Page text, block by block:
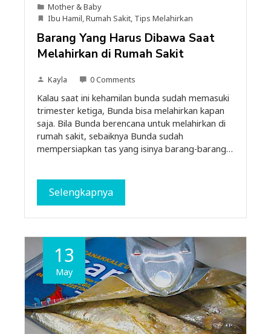
Mother & Baby
Ibu Hamil,Rumah Sakit, Tips Melahirkan
Barang Yang Harus Dibawa Saat
Melahirkan di Rumah Sakit
Kayla 0 Comments
Kalau saat ini kehamilan bunda sudah memasuki
trimester ketiga, Bunda bisa melahirkan kapan
saja. Bila Bunda berencana untuk melahirkan di
rumah sakit, sebaiknya Bunda sudah
mempersiapkan tas yang isinya barang-barang…
Selengkapnya
13
May